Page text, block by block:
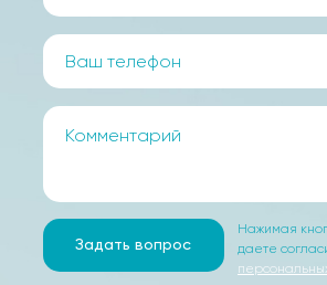
Задать вопрос
Нажимая
даете